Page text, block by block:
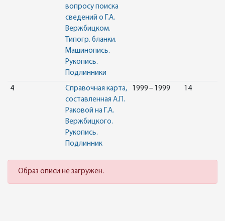
вопросу поиска
сведений о Г.А.
Вержбицком.
Типогр. бланки.
Машинопись.
Рукопись.
Подлинники
4
Справочная карта,
составленная А.П.
Раковой на Г.А.
Вержбицкого.
Рукопись.
Подлинник
1999 – 1999 14
Образ описи не загружен.